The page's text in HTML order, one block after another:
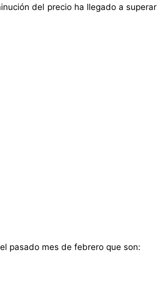
del precio ha llegado a superar
pasado mes de febrero que son: